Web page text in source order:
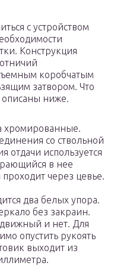
с устройством
Конструкция
коробчатым
затвором. Что
описаны ниже.
хромированные.
со ствольной
отдачи используется
в нее
через цевье.
два белых упора.
без закраин.
и нет. Для
опустить рукоять
выходит из